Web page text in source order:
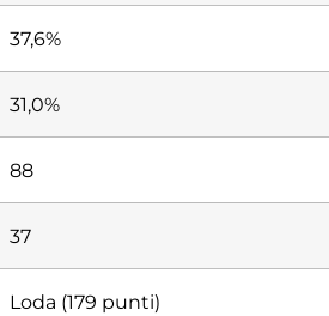
37,6%
31,0%
88
37
Loda (179 punti)